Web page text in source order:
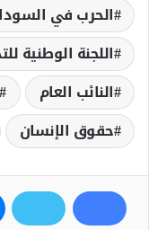
الحرب في
اللجنة الوطنية
النائب العام
حقوق الإنسان